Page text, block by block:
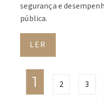
segurança e
pública.
LER
1 2 3